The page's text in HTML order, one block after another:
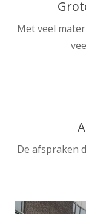
Met veel
De afspraken